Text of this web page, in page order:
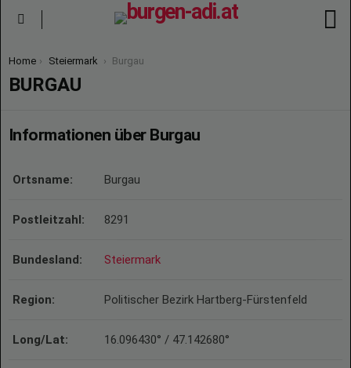
You are here:
Home Steiermark Burgau
BURGAU
Informationen über Burgau
Ortsname: Burgau
Postleitzahl: 8291
Bundesland: Steiermark
Region: Politischer Bezirk Hartberg-Fürstenfeld
Long/Lat: 16.096430° / 47.142680°